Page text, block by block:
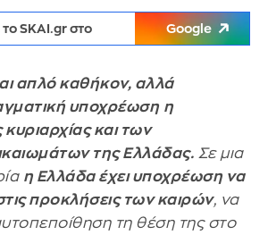
SKAI.gr στο Google
απλό καθήκον, αλλά
υποχρέωση η
και των
της Ελλάδας. Σε μια
η Ελλάδα έχει υποχρέωση να
προκλήσεις των καιρών, να
τη θέση της στο